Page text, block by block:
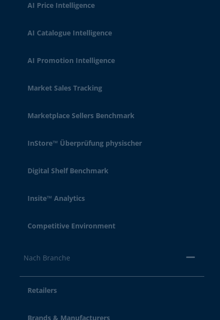
AI Price Intelligence
AI Catalogue Intelligence
AI Promotion Intelligence
Market Sales Tracking
Marketplace Sellers Benchmark
InStore™ Überprüfung physischer
Digital Shelf Benchmark
Insite™ Analytics
Competitive Environment
Nach Branche
Retailers
Brands & Manufacturers